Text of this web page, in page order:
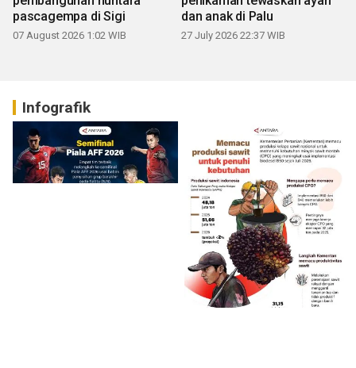
pascagempa di Sigi
07 August 2026 1:02 WIB
dan anak di Palu
27 July 2026 22:37 WIB
Infografik